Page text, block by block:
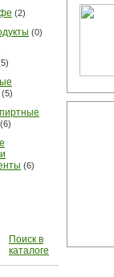
(2)
(0)
(5)
(6)
(6)
Поиск в
каталоге